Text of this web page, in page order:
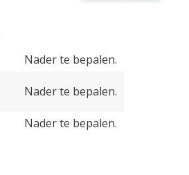
Nader te bepalen.
Nader te bepalen.
Nader te bepalen.